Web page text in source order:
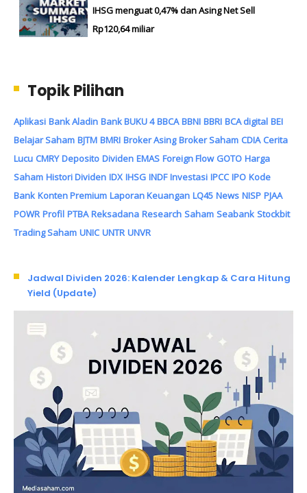
IHSG menguat 0,47% dan Asing Net Sell
Rp120,64 miliar
Topik Pilihan
Aplikasi Bank Aladin Bank BUKU 4 BBCA BBNI BBRI BCA digital BEI
Belajar Saham BJTM BMRI Broker Asing Broker Saham CDIA Cerita
Lucu CMRY Deposito Dividen EMAS Foreign Flow GOTO Harga
Saham Histori Dividen IDX IHSG INDF Investasi IPCC IPO Kode
Bank Konten Premium Laporan Keuangan LQ45 News NISP PJAA
POWR Profil PTBA Reksadana Research Saham Seabank Stockbit
Trading Saham UNIC UNTR UNVR
Jadwal Dividen 2026: Kalender Lengkap & Cara Hitung
Yield (Update)